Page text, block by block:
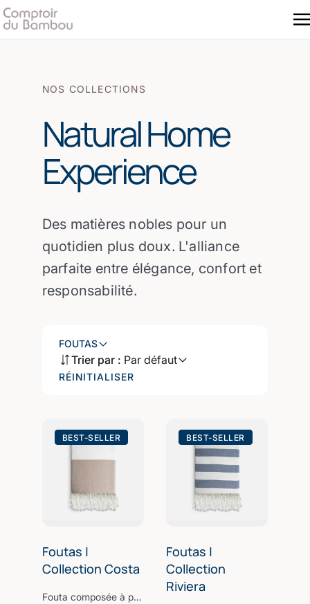
NOS COLLECTIONS
Natural Home
Experience
Des matières nobles pour un
quotidien plus doux. L'alliance
parfaite entre élégance, confort et
responsabilité.
FOUTAS
Trier par : Par défaut
RÉINITIALISER
BEST-SELLER
Foutas |
Collection Costa
Fouta composée à partir d’une fibre de bambou, la Fibre B, parfaite pour une après-midi à la plage ou au bord de la piscine. Nos foutas sont confectionnées à partir d’une des fibres les plus nobles, la Fibre B. Elles sont ultra-douces, absorbantes et sèchent rapidement. Le design soigné et épuré est idéal pour flâner avec style et confort au soleil. Notre linge de plage participe avec style à votre bien-être et à la protection de la planète. Nos Collections de linge de bain sont fabriquées dans les meilleurs ateliers d’Europe.
BEST-SELLER
Foutas |
Collection
Riviera